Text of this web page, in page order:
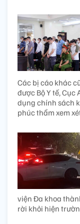
Các bị cáo khác
được Bộ Y tế,
dụng chính sách
phúc thẩm xem
viện Đa khoa
rời khỏi hiện